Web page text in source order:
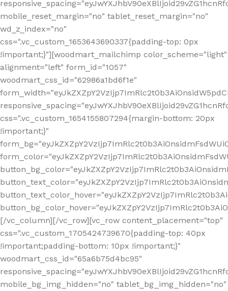
mobile_reset_margin="no" tablet_reset_margin="no"
wd_z_index="no"
css=".vc_custom_1653643690337{padding-top: 0px
!important;}"][woodmart_mailchimp color_scheme="light"
alignment="left" form_id="1057"
woodmart_css_id="62986a1bd6f1e"
css=".vc_custom_1654155807294{margin-bottom: 20px
!important;}"
[/vc_column][/vc_row][vc_row content_placement="top"
css=".vc_custom_1705424739670{padding-top: 40px
!important;padding-bottom: 10px !important;}"
woodmart_css_id="65a6b75d4bc95"
mobile_bg_img_hidden="no" tablet_bg_img_hidden="no"